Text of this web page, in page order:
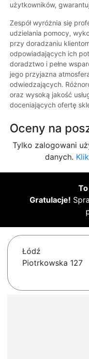
użytkowników,
Zespół wyróżnia się
udzielania pomocy,
przy doradzaniu
odpowiadających ich
doradztwo i pełne
jego przyjazna
odwiedzających.
oraz wysoką jakość
doceniających ofertę
Oceny na
Tylko zalogowani
danych.
Gratulacje!
Łódź
Piotrkowska 127